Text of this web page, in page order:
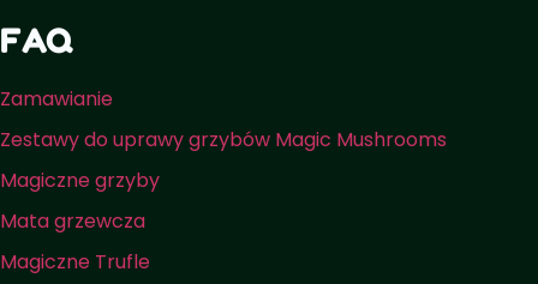
FAQ
Zamawianie
Zestawy do uprawy grzybów Magic Mushrooms
Magiczne grzyby
Mata grzewcza
Magiczne Trufle